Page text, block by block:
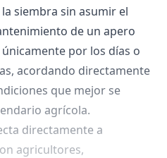
siembra sin asumir el
de un apero
por los días o
acordando directamente
que mejor se
agrícola.
directamente a
agricultores,